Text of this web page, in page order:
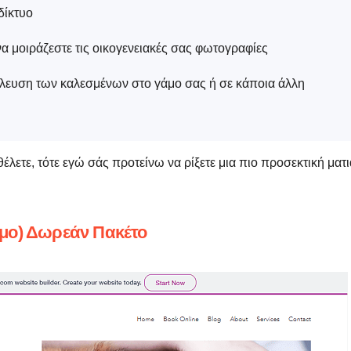
τις οικογενειακές σας φωτογραφίες
των καλεσμένων στο γάμο σας ή σε κάποια άλλη
τότε εγώ σάς προτείνω να ρίξετε μια πιο προσεκτική
Δωρεάν Πακέτο